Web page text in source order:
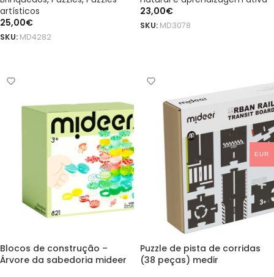
artísticos
25,00€
SKU: MD4282
23,00€
SKU: MD3078
Blocos de construção –
Árvore da sabedoria mideer
Puzzle de pista de corridas
(38 peças) medir
EUR